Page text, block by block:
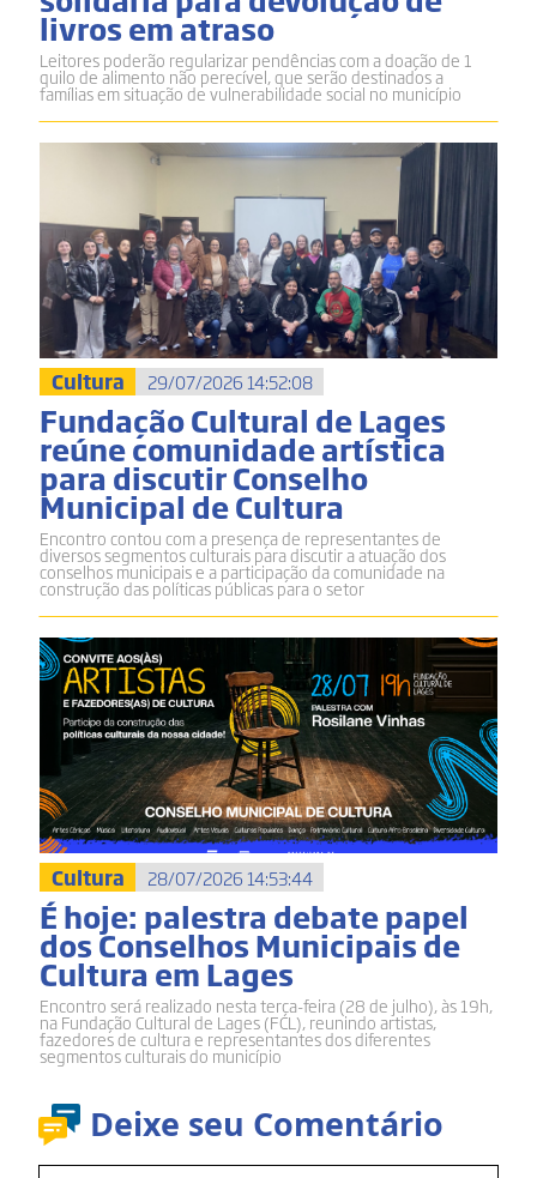
Deixe seu Comentário
livros em atraso
Leitores poderão regularizar pendências com a doação de 1
quilo de alimento não perecível, que serão destinados a
famílias em situação de vulnerabilidade social no município
Cultura 29/07/2026 14:52:08
Fundação Cultural de Lages
reúne comunidade artística
para discutir Conselho
Municipal de Cultura
Encontro contou com a presença de representantes de
diversos segmentos culturais para discutir a atuação dos
conselhos municipais e a participação da comunidade na
construção das políticas públicas para o setor
Cultura 28/07/2026 14:53:44
É hoje: palestra debate papel
dos Conselhos Municipais de
Cultura em Lages
Encontro será realizado nesta terça-feira (28 de julho), às 19h,
na Fundação Cultural de Lages (FCL), reunindo artistas,
fazedores de cultura e representantes dos diferentes
segmentos culturais do município